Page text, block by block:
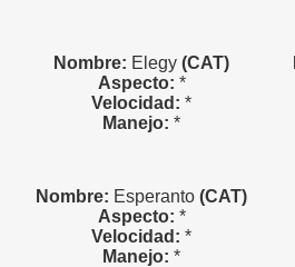
Nombre: Elegy (CAT)
Aspecto: *
Velocidad: *
Manejo: *
Nombre: Esperanto (CAT)
Aspecto: *
Velocidad: *
Manejo: *